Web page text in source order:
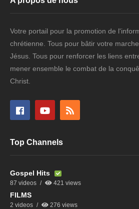
Votre portail pour la promotion de
chrétienne. Tous pour bâtir votre
Jésus. Tous pour renforcer les liens
mener ensemble le combat de la
Christ.
Top Channels
Gospel Hits
87 videos 421 views
FILMS
2 videos 276 views